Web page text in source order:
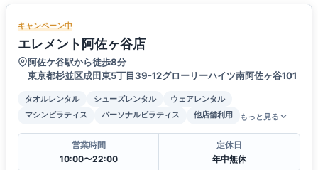
キャンペーン中
エレメント阿佐ヶ谷店
阿佐ケ谷駅から徒歩8分
東京都杉並区成田東5丁目39-12グローリーハイツ南阿佐ヶ谷101
タオルレンタル シューズレンタル
ウェアレンタル
マシンピラティス
パーソナルピラティス 他店舗利用 もっと見る
営業時間
10:00〜22:00
定休日
年中無休